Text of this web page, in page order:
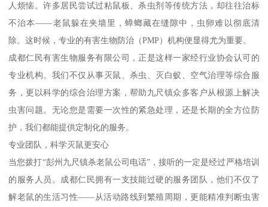
人烦恼。许多居民尝试过粘鼠板、杀虫剂等传统方法，却往往治标
不治本——老鼠躲在夹墙里，蟑螂藏在缝隙中，虫卵难以彻底清
除。这时候，专业的有害生物防治（PMP）机构便显得尤为重要。
成都仁民有害生物服务有限公司，正是这样一家经行业协会认可的
专业机构。我们不仅从事灭鼠、杀虫、灭白蚁、空气治理等综合服
务，更以科学的综合治理方案，帮助九尺镇众多客户从根源上解决
虫害问题。无论您是需要一次性的紧急处理，还是长期的全方位防
护，我们都能提供定制化的服务。
专业团队，科学灭鼠更安心
当您拨打“彭州九尺镇杀老鼠公司电话”，接听的一定是经过严格培训
的服务人员。成都仁民拥有一支技能过硬的服务团队，他们不仅了
解老鼠的生活习性——从活动路线到繁殖周期，更能精准判断虫害